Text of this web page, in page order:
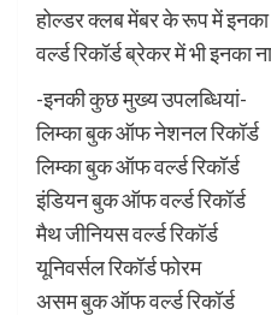
होल्डर क्लब मेंबर के रूप में
वर्ल्ड रिकॉर्ड ब्रेकर में भी इनका
-इनकी कुछ मुख्य उपलब्धियां-
लिम्का बुक ऑफ नेशनल रिकॉर्ड
लिम्का बुक ऑफ वर्ल्ड रिकॉर्ड
इंडियन बुक ऑफ वर्ल्ड रिकॉर्ड
मैथ जीनियस वर्ल्ड रिकॉर्ड
यूनिवर्सल रिकॉर्ड फोरम
असम बुक ऑफ वर्ल्ड रिकॉर्ड